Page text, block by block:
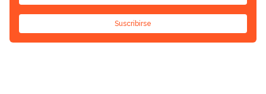
Suscribirse